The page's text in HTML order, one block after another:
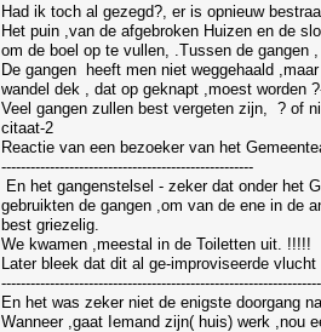
Had ik toch al gezegd?, er is opnieuw
Het puin ,van de afgebroken Huizen en de
om de boel op te vullen, .Tussen de gangen
De gangen heeft men niet weggehaald
wandel dek , dat op geknapt ,moest worden
Veel gangen zullen best vergeten zijn, ? of
citaat-2
Reactie van een bezoeker van het
----------------------------------------------------
En het gangenstelsel - zeker dat onder het
gebruikten de gangen ,om van de ene in de
best griezelig.
We kwamen ,meestal in de Toiletten uit. !!!!!
Later bleek dat dit al ge-improviseerde vlucht
En het was zeker niet de enigste doorgang
Wanneer ,gaat Iemand zijn( huis) werk ,nou